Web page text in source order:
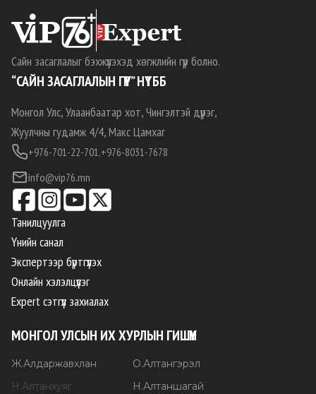
Сайн засаглалыг бэхжүүлэхэд хөгжлийн гүүр болно.
“САЙН ЗАСАГЛАЛЫН ГҮҮР” НҮТББ
Монгол Улс, Улаанбаатар хот, Чингэлтэй дүүрэг,
Жуулчны гудамж 4/4, Макс Цамхаг
+976-701-22-701,+976-8031-7678
info@vip76.mn
Танилцуулга
Үнийн санал
Экспертээр бүртгүүлэх
Онлайн хэлэлцүүлэг
Expert сэтгүүл захиалах
МОНГОЛ УЛСЫН ИХ ХУРЛЫН ГИШҮҮН
Ж.Алдаржавхлан О.Алтангэрэл
Н .Алтанхуяг Н .Алтаншагай